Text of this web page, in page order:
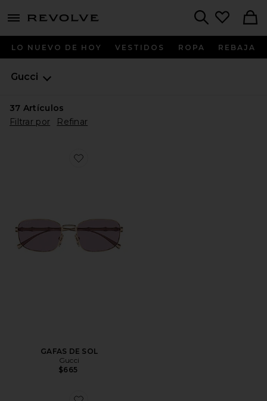
menu - shows more content
LO NUEVO DE HOY VESTIDOS ROPA REBAJA
Gucci
37 Artículos
Filtrar por
Refinar
Favorite GAFAS DE SOL
GAFAS DE SOL
Gucci
$665